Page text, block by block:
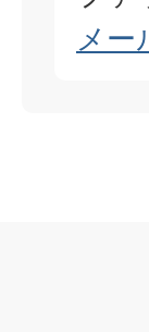
メー